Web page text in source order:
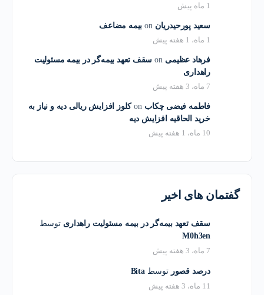
1 ماه پیش
سعید پورحیدریان
بیمه مضاعف
1 ماه، 1 هفته پیش
فرهاد عظیمی
سقف تعهد بیمه‌گر در بیمه مسئولیت
راهداری
7 ماه، 3 هفته پیش
فاطمه فیضی چکاب
کلوز افزایش ریالی دیه و نیاز به
خرید الحاقیه افزایش دیه
10 ماه، 1 هفته پیش
گفتمان های اخیر
سقف تعهد بیمه‌گر در بیمه مسئولیت راهداری توسط
M0h3en
7 ماه، 3 هفته پیش
درصد قصور توسطBita
11 ماه، 3 هفته پیش